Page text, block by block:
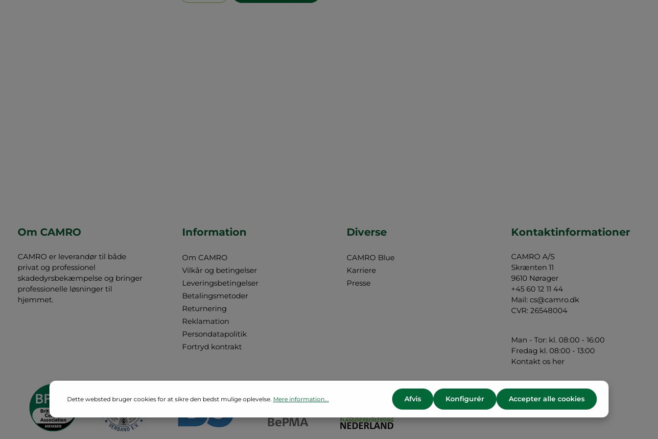
Om CAMRO
CAMRO er leverandør til både
privat og professionel
skadedyrsbekæmpelse og bringer
professionelle løsninger til
hjemmet.
Information
Om CAMRO
Vilkår og betingelser
Leveringsbetingelser
Betalingsmetoder
Returnering
Reklamation
Persondatapolitik
Fortryd kontrakt
Diverse
CAMRO Blue
Karriere
Presse
Kontaktinformationer
CAMRO A/S
Skrænten 11
9610 Nørager
+45 60 12 11 44
Mail: cs@camro.dk
CVR: 26548004
Man - Tor: kl. 08:00 - 16:00
Fredag kl. 08:00 - 13:00
Kontakt os her
Dette websted bruger cookies for at sikre den bedst mulige oplevelse. Mere information... Afvis Konfigurér Accepter alle cookies